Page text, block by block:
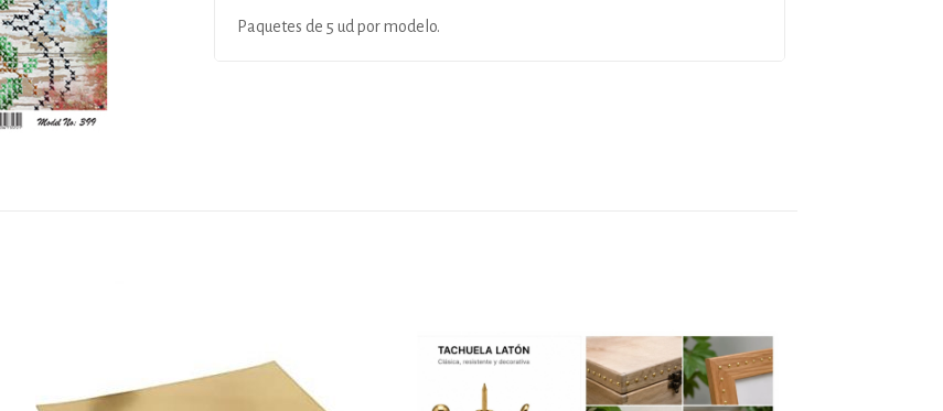
Paquetes de 5 ud por modelo.